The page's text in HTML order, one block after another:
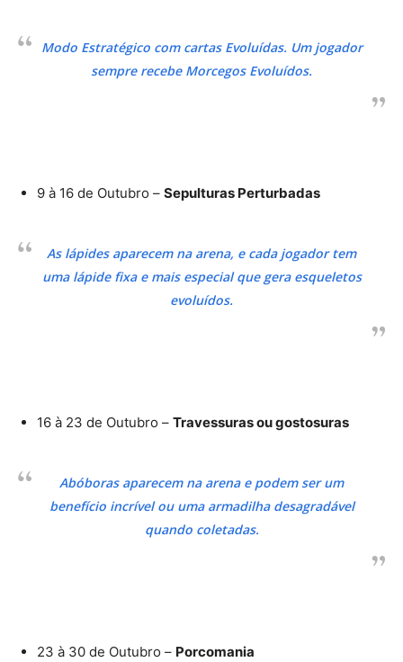
Modo Estratégico com cartas Evoluídas. Um jogador
sempre recebe Morcegos Evoluídos.
9 à 16 de Outubro – Sepulturas Perturbadas
As lápides aparecem na arena, e cada jogador tem
uma lápide fixa e mais especial que gera esqueletos
evoluídos.
16 à 23 de Outubro – Travessuras ou gostosuras
Abóboras aparecem na arena e podem ser um
benefício incrível ou uma armadilha desagradável
quando coletadas.
23 à 30 de Outubro – Porcomania